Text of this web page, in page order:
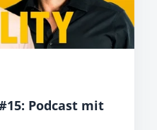
Podcast mit